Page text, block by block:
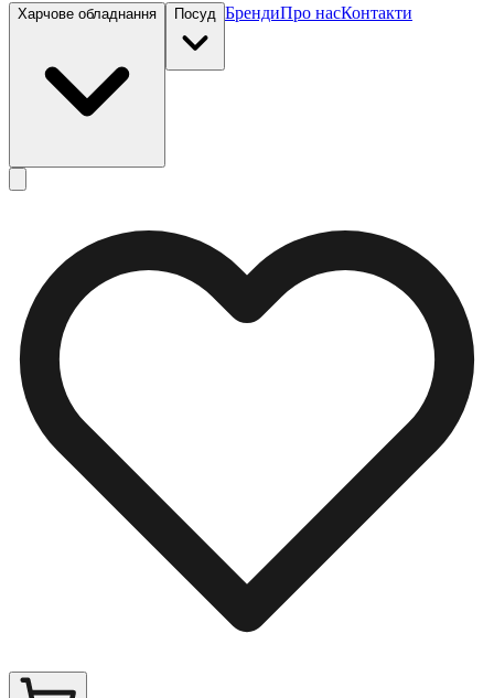
Харчове обладнання Посуд БрендиПро насКонтакти